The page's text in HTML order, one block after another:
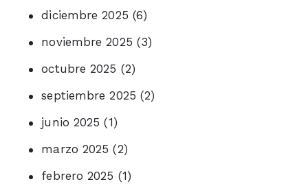
diciembre 2025 (6)
noviembre 2025 (3)
octubre 2025 (2)
septiembre 2025 (2)
junio 2025 (1)
marzo 2025 (2)
febrero 2025 (1)